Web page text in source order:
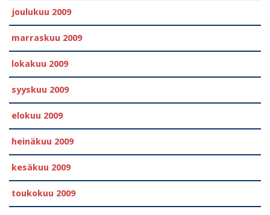
joulukuu 2009
marraskuu 2009
lokakuu 2009
syyskuu 2009
elokuu 2009
heinäkuu 2009
kesäkuu 2009
toukokuu 2009